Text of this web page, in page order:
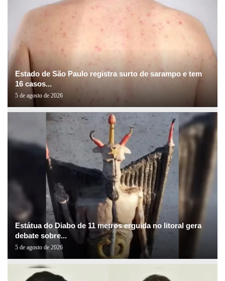
Estado de São Paulo registra surto de sarampo e tem
16 casos...
5 de agosto de 2026
Estátua do Diabo de 11 metros erguida no litoral gera
debate sobre...
5 de agosto de 2026